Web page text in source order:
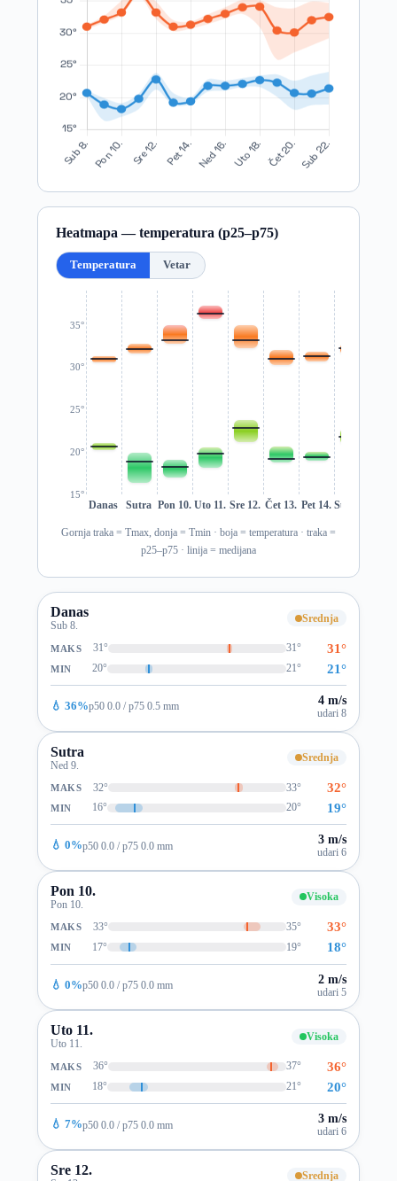
Heatmapa — temperatura (p25–p75)
Temperatura Vetar
15°
20°
25°
30°
35°
Danas Sutra Pon 10. Uto 11. Sre 12. Čet 13. Pet 14. Sub 15.
Gornja traka = Tmax, donja = Tmin · boja = temperatura · traka =
p25–p75 · linija = medijana
Danas
Sub 8.
Srednja
MAKS 31° 31° 31°
MIN 20° 21° 21°
💧 36%p50 0.0 / p75 0.5 mm 4 m/s
udari 8
Sutra
Ned 9.
Srednja
MAKS 32° 33° 32°
MIN 16° 20° 19°
💧 0%p50 0.0 / p75 0.0 mm 3 m/s
udari 6
Pon 10.
Pon 10.
Visoka
MAKS 33° 35° 33°
MIN 17° 19° 18°
💧 0%p50 0.0 / p75 0.0 mm 2 m/s
udari 5
Uto 11.
Uto 11.
Visoka
MAKS 36° 37° 36°
MIN 18° 21° 20°
💧 7%p50 0.0 / p75 0.0 mm 3 m/s
udari 6
Sre 12. Srednja